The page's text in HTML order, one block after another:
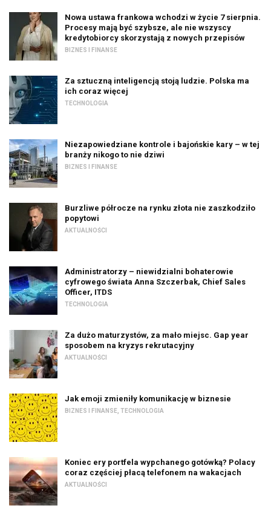
Nowa ustawa frankowa wchodzi w życie 7 sierpnia.
Procesy mają być szybsze, ale nie wszyscy
kredytobiorcy skorzystają z nowych przepisów
BIZNES I FINANSE
Za sztuczną inteligencją stoją ludzie. Polska ma
ich coraz więcej
TECHNOLOGIA
Niezapowiedziane kontrole i bajońskie kary – w tej
branży nikogo to nie dziwi
BIZNES I FINANSE
Burzliwe półrocze na rynku złota nie zaszkodziło
popytowi
AKTUALNOŚCI
Administratorzy – niewidzialni bohaterowie
cyfrowego świata Anna Szczerbak, Chief Sales
Officer, ITDS
TECHNOLOGIA
Za dużo maturzystów, za mało miejsc. Gap year
sposobem na kryzys rekrutacyjny
AKTUALNOŚCI
Jak emoji zmieniły komunikację w biznesie
BIZNES I FINANSE TECHNOLOGIA
Koniec ery portfela wypchanego gotówką? Polacy
coraz częściej płacą telefonem na wakacjach
AKTUALNOŚCI